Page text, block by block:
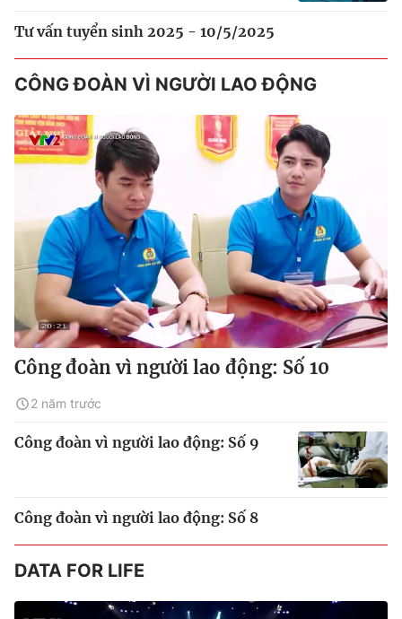
Tư vấn tuyển sinh 2025 - 10/5/2025
CÔNG ĐOÀN VÌ NGƯỜI LAO ĐỘNG
Công đoàn vì người lao động: Số 10
2 năm trước
Công đoàn vì người lao động: Số 9
Công đoàn vì người lao động: Số 8
DATA FOR LIFE